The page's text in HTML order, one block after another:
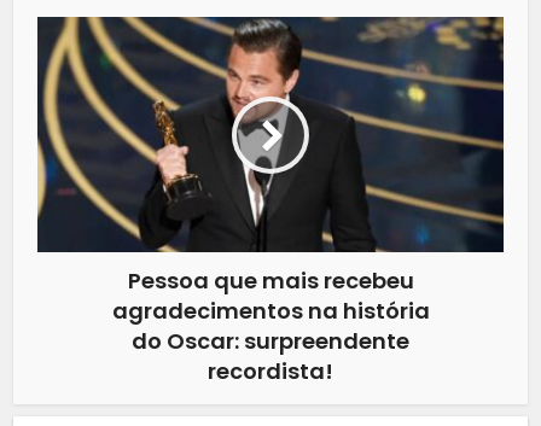
Pessoa que mais recebeu
agradecimentos na história
do Oscar: surpreendente
recordista!